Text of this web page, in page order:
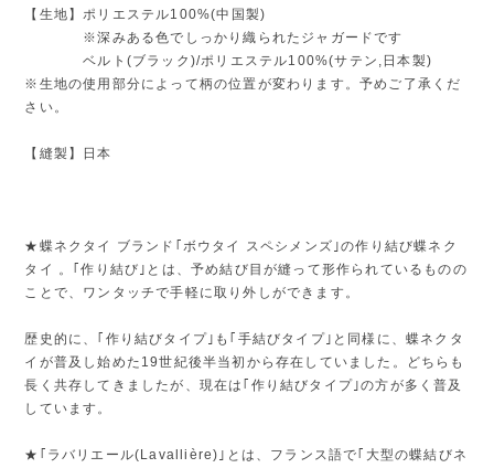
【生地】ポリエステル100%(中国製)
※深みある色でしっかり織られたジャガードです
ベルト(ブラック)/ポリエステル100%(サテン,日本製)
※生地の使用部分によって柄の位置が変わります。予めご了承くだ
さい。
【縫製】日本
★蝶ネクタイ ブランド｢ボウタイ スペシメンズ｣の作り結び蝶ネク
タイ 。｢作り結び｣とは、予め結び目が縫って形作られているものの
ことで、ワンタッチで手軽に取り外しができます。
歴史的に、｢作り結びタイプ｣も｢手結びタイプ｣と同様に、蝶ネクタ
イが普及し始めた19世紀後半当初から存在していました。どちらも
長く共存してきましたが、現在は｢作り結びタイプ｣の方が多く普及
しています。
★｢ラバリエール(Lavallière)｣とは、フランス語で｢大型の蝶結びネ